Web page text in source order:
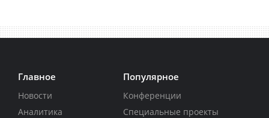
Главное
Новости
Аналитика
Популярное
Конференции
Специальные проекты